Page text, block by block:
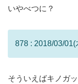
いやべつに？
878 : 2018/03/
そういえばキノガ